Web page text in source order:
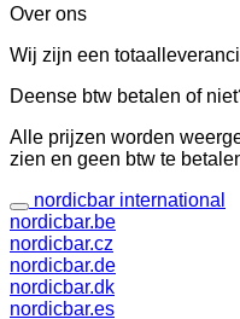
Over ons
Wij zijn een
Deense btw betalen of
Alle prijzen worden
zien en geen btw te
nordicbar international
nordicbar.be
nordicbar.cz
nordicbar.de
nordicbar.dk
nordicbar.es